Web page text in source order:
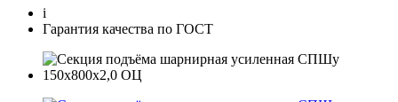
i
Гарантия качества по ГОСТ